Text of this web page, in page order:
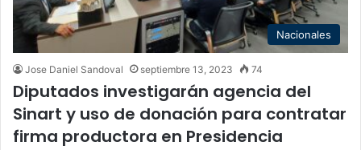
Nacionales
Jose Daniel Sandoval septiembre 13, 2023 74
Diputados investigarán agencia del
Sinart y uso de donación para contratar
firma productora en Presidencia